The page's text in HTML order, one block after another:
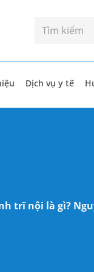
Dịch vụ y tế
trĩ nội là gì?